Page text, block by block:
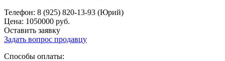
Телефон: 8 (925) 820-13-93 (Юрий)
Цена: 1050000 руб.
Оставить заявку
Задать вопрос продавцу
Способы оплаты: